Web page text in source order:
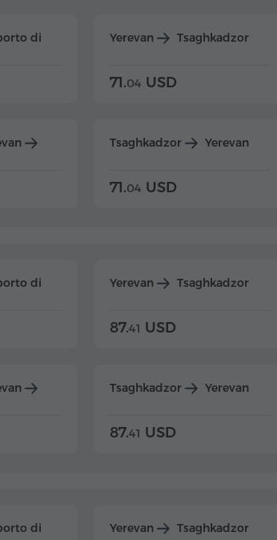
di
Yerevan Tsaghkadzor
71.04 USD
Tsaghkadzor Yerevan
71.04 USD
di
Yerevan Tsaghkadzor
87.41 USD
Tsaghkadzor Yerevan
87.41 USD
di
Yerevan Tsaghkadzor